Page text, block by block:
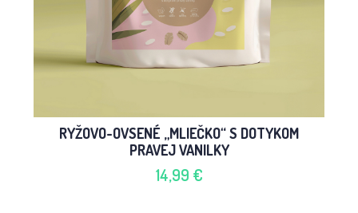
RYŽOVO-OVSENÉ „MLIEČKO“ S DOTYKOM
PRAVEJ VANILKY
14,99 €